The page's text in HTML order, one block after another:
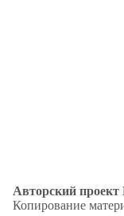
Авторский
Копирование